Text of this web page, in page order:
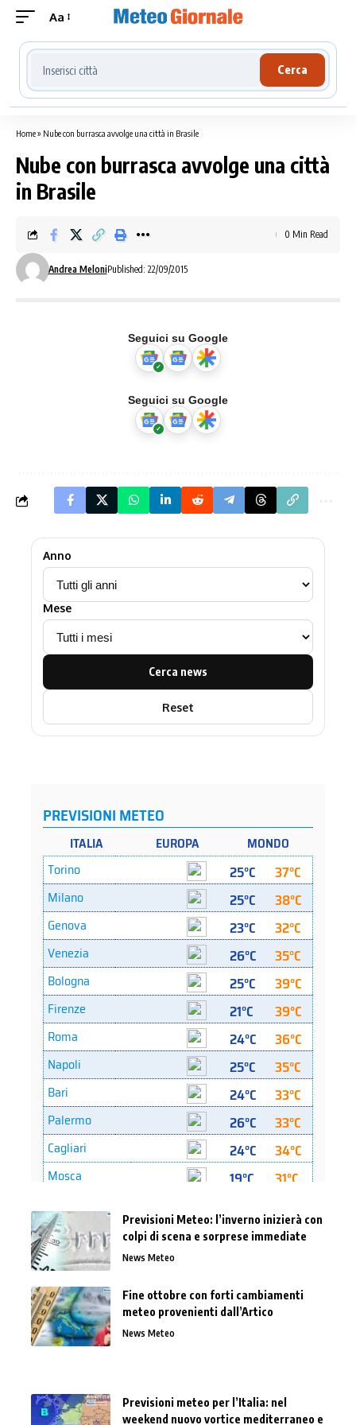
Aa
Cerca località meteo
Cerca
Home» Nube con burrasca avvolge una città in Brasile
Nube con burrasca avvolge una città
in Brasile
Andrea MeloniPublished: 22/09/2015
0 Min Read
Seguici su Google
Seguici su Google
Anno
Mese
Cerca news
Reset
Previsioni Meteo: l’inverno inizierà con
colpi di scena e sorprese immediate
News Meteo
Fine ottobre con forti cambiamenti
meteo provenienti dall’Artico
News Meteo
Previsioni meteo per l’Italia: nel
weekend nuovo vortice mediterraneo e